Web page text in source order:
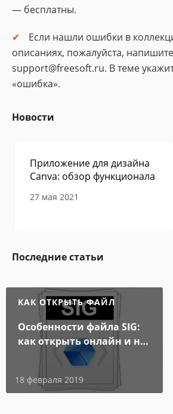
— бесплатны.
Если нашли ошибки в
описаниях, пожалуйста,
support@freesoft.ru. В теме
«ошибка».
Новости
Приложение для дизайна
Canva: обзор функционала
27 мая 2021
Последние статьи
КАК ОТКРЫТЬ ФАЙЛ
Особенности файла SIG:
как открыть онлайн и на
компьютере
18 февраля 2019